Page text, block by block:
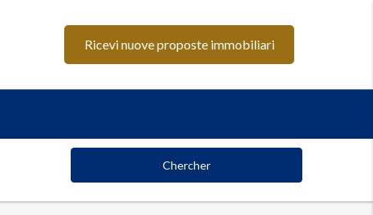
Ricevi nuove proposte immobiliari
Chercher